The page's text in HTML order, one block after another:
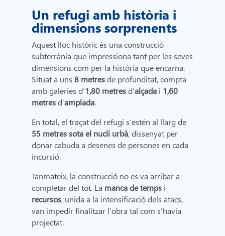
Un refugi amb història i
dimensions sorprenents
Aquest lloc històric és una construcció
subterrània que impressiona tant per les seves
dimensions com per la història que encarna.
Situat a uns8 metresde profunditat, compta
amb galeries d’1,80 metresd’alçada i 1,60
metresd’amplada.
En total, el traçat del refugi s’estén al llarg de
55 metres sota el nucli urbà, dissenyat per
donar cabuda a desenes de persones en cada
incursió.
Tanmateix, la construcció no es va arribar a
completar del tot. La manca de temps i
recursos, unida a la intensificació dels atacs,
van impedir finalitzar l’obra tal com s’havia
projectat.